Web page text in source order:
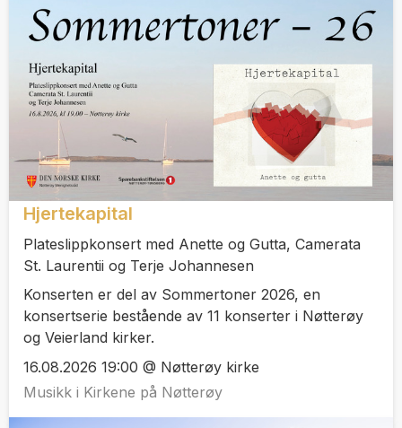
Hjertekapital
Plateslippkonsert med Anette og Gutta, Camerata
St. Laurentii og Terje Johannesen
Konserten er del av Sommertoner 2026, en
konsertserie bestående av 11 konserter i Nøtterøy
og Veierland kirker.
16.08.2026 19:00 @ Nøtterøy kirke
Musikk i Kirkene på Nøtterøy